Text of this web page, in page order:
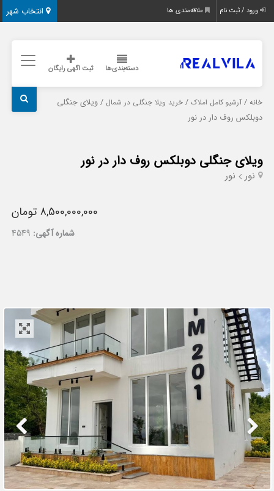
انتخاب شهر ورود / ثبت نام علاقه‌مندی ها
دسته‌بندی‌ها ثبت اگهی رایگان
خانه /آرشیو کامل املاک /خرید ویلا جنگلی در شمال / ویلای جنگلی
دوبلکس روف دار در نور
ویلای جنگلی دوبلکس روف دار در نور
نور نور
8,500,000,000 تومان
شماره آگهی: 4549